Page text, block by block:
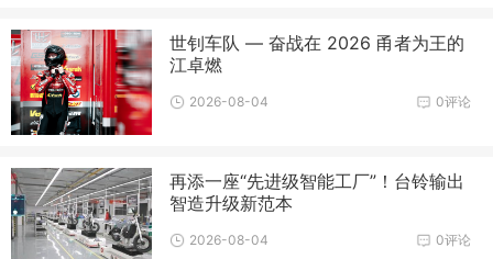
世钊车队 — 奋战在 2026 甬者为王的
江卓燃
0评论
2026-08-04
再添一座“先进级智能工厂”！台铃输出
智造升级新范本
0评论
2026-08-04